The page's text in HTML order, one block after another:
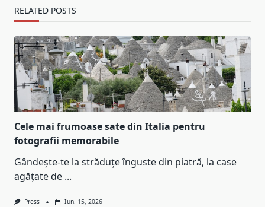
RELATED POSTS
Cele mai frumoase sate din Italia pentru
fotografii memorabile
Gândește-te la străduțe înguste din piatră, la case
agățate de ...
Press Iun. 15, 2026